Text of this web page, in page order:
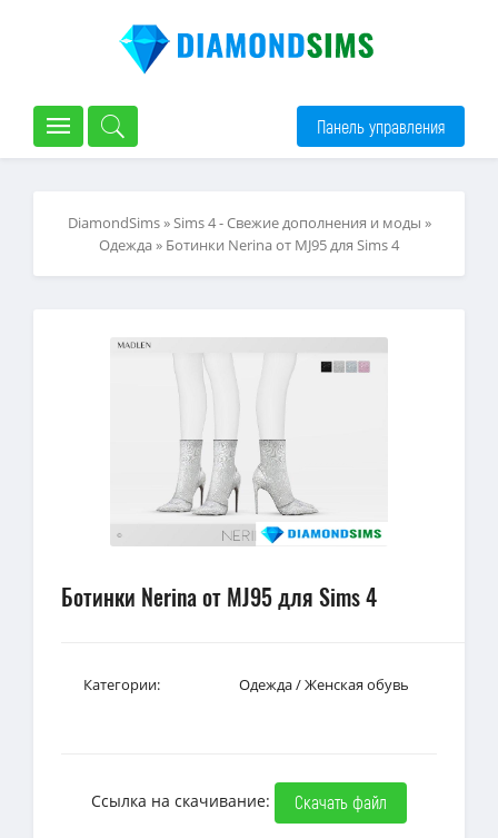
Панель управления
DiamondSims»Sims 4 - Свежие дополнения и моды »
Одежда» Ботинки Nerina от MJ95 для Sims 4
Ботинки Nerina от MJ95 для Sims 4
Категории: Одежда/Женская обувь
Ссылка на скачивание: Скачать файл